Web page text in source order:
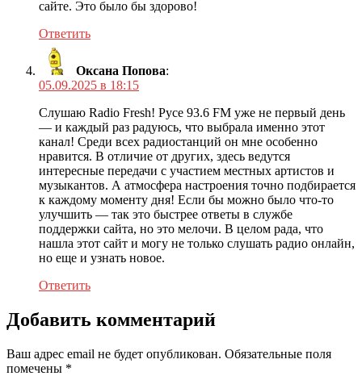
сайте. Это было бы здорово!
Ответить
Оксана Попова:
05.09.2025 в 18:15
Слушаю Radio Fresh! Русе 93.6 FM уже не первый день
— и каждый раз радуюсь, что выбрала именно этот
канал! Среди всех радиостанций он мне особенно
нравится. В отличие от других, здесь ведутся
интересные передачи с участием местных артистов и
музыкантов. А атмосфера настроения точно подбирается
к каждому моменту дня! Если бы можно было что-то
улучшить — так это быстрее ответы в службе
поддержки сайта, но это мелочи. В целом рада, что
нашла этот сайт и могу не только слушать радио онлайн,
но еще и узнать новое.
Ответить
Добавить комментарий
Ваш адрес email не будет опубликован. Обязательные поля
помечены *